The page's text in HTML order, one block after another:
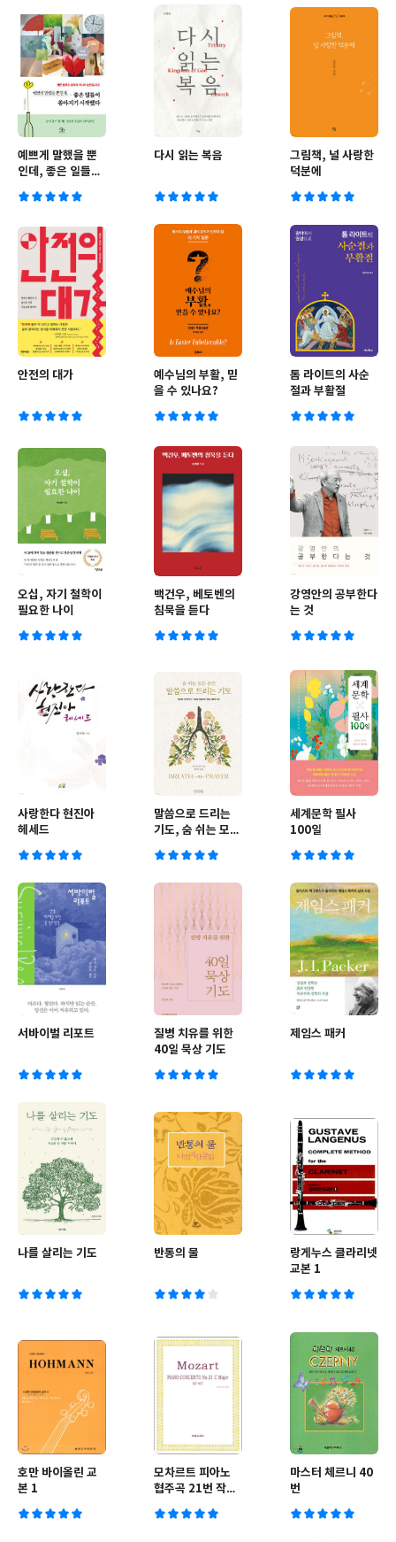
예쁘게 말했을 뿐
인데, 좋은 일들이
다시 읽는 복음
그림책, 널 사랑한
덕분에
안전의 대가
예수님의 부활, 믿
을 수 있나요?
톰 라이트의 사순
절과 부활절
오십, 자기 철학이
필요한 나이
백건우, 베토벤의
침묵을 듣다
강영안의 공부한다
는 것
사랑한다 현진아
헤세드
말씀으로 드리는
기도, 숨 쉬는 모든
세계문학 필사
100일
서바이벌 리포트
질병 치유를 위한
40일 묵상 기도
제임스 패커
나를 살리는 기도 반통의 물
랑게누스 클라리넷
교본 1
호만 바이올린 교
본 1
모차르트 피아노
협주곡 21번 작품
마스터 체르니 40
번